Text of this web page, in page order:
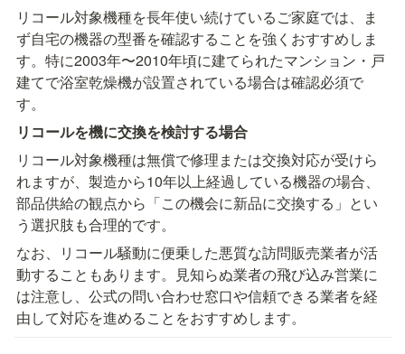
リコール対象機種を長年使い続けているご家庭では、ま
ず自宅の機器の型番を確認することを強くおすすめしま
す。特に2003年〜2010年頃に建てられたマンション・戸
建てで浴室乾燥機が設置されている場合は確認必須で
す。
リコールを機に交換を検討する場合
リコール対象機種は無償で修理または交換対応が受けら
れますが、製造から10年以上経過している機器の場合、
部品供給の観点から「この機会に新品に交換する」とい
う選択肢も合理的です。
なお、リコール騒動に便乗した悪質な訪問販売業者が活
動することもあります。見知らぬ業者の飛び込み営業に
は注意し、公式の問い合わせ窓口や信頼できる業者を経
由して対応を進めることをおすすめします。